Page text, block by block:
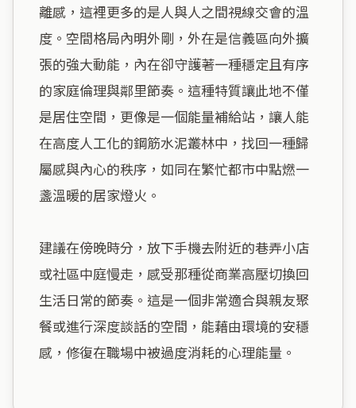
離感，這裡更多的是人與人之間視線交會的溫
度。空間格局內明外剛，外在是信義區向外擴
張的強大動能，內在卻守護著一種穩定且有序
的家庭倫理與鄰里節奏。這種特質讓此地不僅
是居住空間，更像是一個能量補給站，讓人能
在高度人工化的鋼筋水泥叢林中，找回一種歸
屬感與內心的秩序，如同在繁忙都市中點燃一
盞溫暖的居家燈火。
建議在傍晚時分，放下手機去附近的巷弄小店
或社區中庭慢走，感受那種從商業高壓切換回
生活日常的節奏。這是一個非常適合與親友聚
餐或進行深度談話的空間，能藉由環境的安穩
感，修復在職場中被過度消耗的心理能量。